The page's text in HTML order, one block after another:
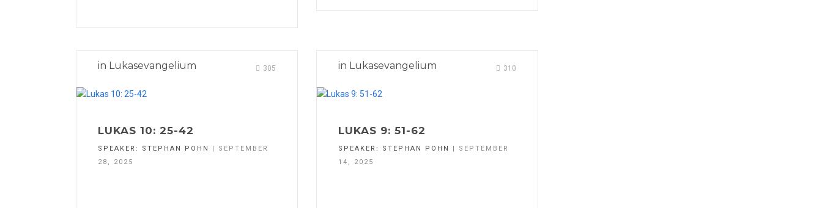
in Lukasevangelium 305
LUKAS 10: 25-42
SPEAKER: STEPHAN POHN
| SEPTEMBER
28, 2025
in Lukasevangelium 310
LUKAS 9: 51-62
SPEAKER: STEPHAN POHN
| SEPTEMBER
14, 2025